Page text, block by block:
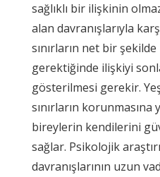
sağlıklı bir ilişkinin
alan davranışlarıyla
sınırların net bir
gerektiğinde ilişkiyi
gösterilmesi gerekir.
sınırların korunmasına
bireylerin kendilerini
sağlar. Psikolojik
davranışlarının uzun